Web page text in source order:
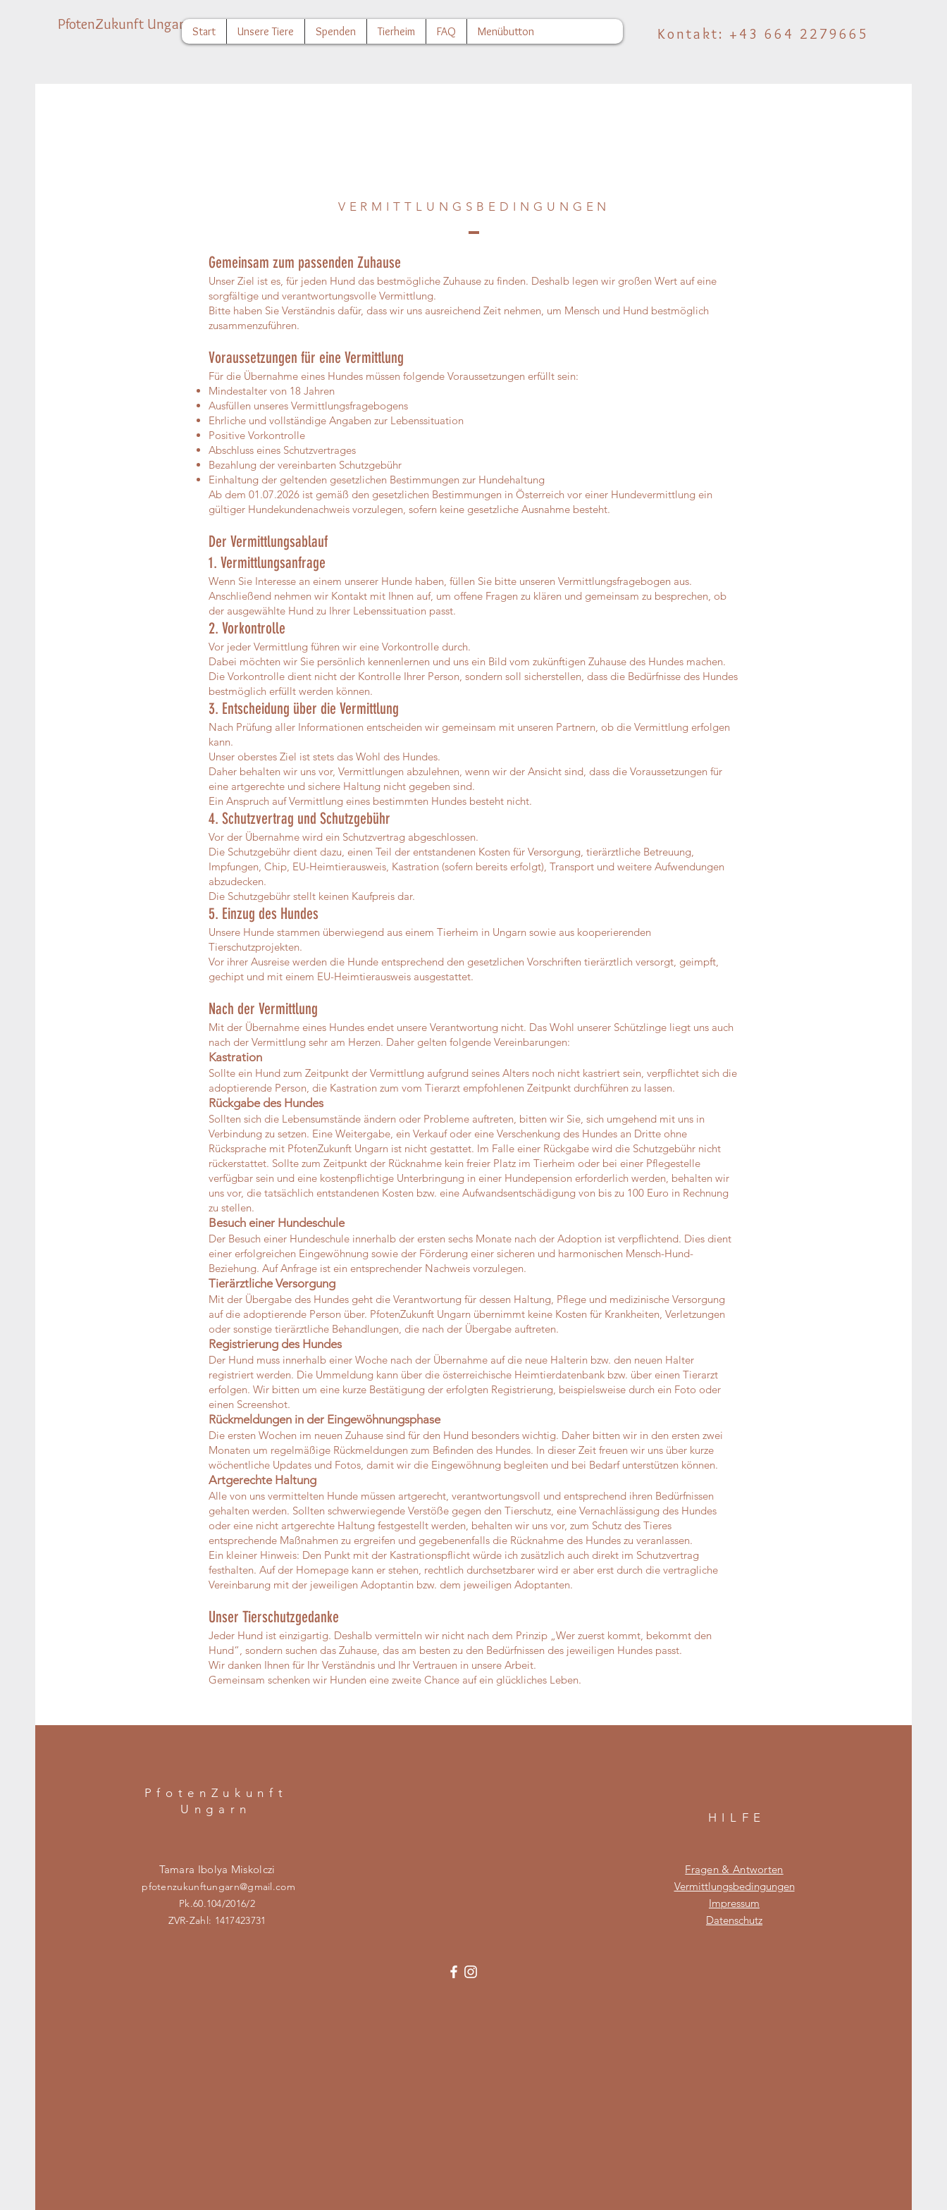
PfotenZukunft UngarnStart Unsere Tiere Spenden Tierheim FAQ Menübutton Kontakt: +43 664 2279665
VERMITTLUNGSBEDINGUNGEN
Gemeinsam zum passenden Zuhause
Unser Ziel ist es, für jeden Hund das bestmögliche Zuhause zu finden. Deshalb legen wir großen Wert auf eine
sorgfältige und verantwortungsvolle Vermittlung.
Bitte haben Sie Verständnis dafür, dass wir uns ausreichend Zeit nehmen, um Mensch und Hund bestmöglich
zusammenzuführen.
Voraussetzungen für eine Vermittlung
Für die Übernahme eines Hundes müssen folgende Voraussetzungen erfüllt sein:
Mindestalter von 18 Jahren
Ausfüllen unseres Vermittlungsfragebogens
Ehrliche und vollständige Angaben zur Lebenssituation
Positive Vorkontrolle
Abschluss eines Schutzvertrages
Bezahlung der vereinbarten Schutzgebühr
Einhaltung der geltenden gesetzlichen Bestimmungen zur Hundehaltung
Ab dem 01.07.2026 ist gemäß den gesetzlichen Bestimmungen in Österreich vor einer Hundevermittlung ein
gültiger Hundekundenachweis vorzulegen, sofern keine gesetzliche Ausnahme besteht.
Der Vermittlungsablauf
1. Vermittlungsanfrage
Wenn Sie Interesse an einem unserer Hunde haben, füllen Sie bitte unseren Vermittlungsfragebogen aus.
Anschließend nehmen wir Kontakt mit Ihnen auf, um offene Fragen zu klären und gemeinsam zu besprechen, ob
der ausgewählte Hund zu Ihrer Lebenssituation passt.
2. Vorkontrolle
Vor jeder Vermittlung führen wir eine Vorkontrolle durch.
Dabei möchten wir Sie persönlich kennenlernen und uns ein Bild vom zukünftigen Zuhause des Hundes machen.
Die Vorkontrolle dient nicht der Kontrolle Ihrer Person, sondern soll sicherstellen, dass die Bedürfnisse des Hundes
bestmöglich erfüllt werden können.
3. Entscheidung über die Vermittlung
Nach Prüfung aller Informationen entscheiden wir gemeinsam mit unseren Partnern, ob die Vermittlung erfolgen
kann.
Unser oberstes Ziel ist stets das Wohl des Hundes.
Daher behalten wir uns vor, Vermittlungen abzulehnen, wenn wir der Ansicht sind, dass die Voraussetzungen für
eine artgerechte und sichere Haltung nicht gegeben sind.
Ein Anspruch auf Vermittlung eines bestimmten Hundes besteht nicht.
4. Schutzvertrag und Schutzgebühr
Vor der Übernahme wird ein Schutzvertrag abgeschlossen.
Die Schutzgebühr dient dazu, einen Teil der entstandenen Kosten für Versorgung, tierärztliche Betreuung,
Impfungen, Chip, EU-Heimtierausweis, Kastration (sofern bereits erfolgt), Transport und weitere Aufwendungen
abzudecken.
Die Schutzgebühr stellt keinen Kaufpreis dar.
5. Einzug des Hundes
Unsere Hunde stammen überwiegend aus einem Tierheim in Ungarn sowie aus kooperierenden
Tierschutzprojekten.
Vor ihrer Ausreise werden die Hunde entsprechend den gesetzlichen Vorschriften tierärztlich versorgt, geimpft,
gechipt und mit einem EU-Heimtierausweis ausgestattet.
Nach der Vermittlung
Mit der Übernahme eines Hundes endet unsere Verantwortung nicht. Das Wohl unserer Schützlinge liegt uns auch
nach der Vermittlung sehr am Herzen. Daher gelten folgende Vereinbarungen:
Kastration
Sollte ein Hund zum Zeitpunkt der Vermittlung aufgrund seines Alters noch nicht kastriert sein, verpflichtet sich die
adoptierende Person, die Kastration zum vom Tierarzt empfohlenen Zeitpunkt durchführen zu lassen.
Rückgabe des Hundes
Sollten sich die Lebensumstände ändern oder Probleme auftreten, bitten wir Sie, sich umgehend mit uns in
Verbindung zu setzen. Eine Weitergabe, ein Verkauf oder eine Verschenkung des Hundes an Dritte ohne
Rücksprache mit PfotenZukunft Ungarn ist nicht gestattet. Im Falle einer Rückgabe wird die Schutzgebühr nicht
rückerstattet. Sollte zum Zeitpunkt der Rücknahme kein freier Platz im Tierheim oder bei einer Pflegestelle
verfügbar sein und eine kostenpflichtige Unterbringung in einer Hundepension erforderlich werden, behalten wir
uns vor, die tatsächlich entstandenen Kosten bzw. eine Aufwandsentschädigung von bis zu 100 Euro in Rechnung
zu stellen.
Besuch einer Hundeschule
Der Besuch einer Hundeschule innerhalb der ersten sechs Monate nach der Adoption ist verpflichtend. Dies dient
einer erfolgreichen Eingewöhnung sowie der Förderung einer sicheren und harmonischen Mensch-Hund-
Beziehung. Auf Anfrage ist ein entsprechender Nachweis vorzulegen.
Tierärztliche Versorgung
Mit der Übergabe des Hundes geht die Verantwortung für dessen Haltung, Pflege und medizinische Versorgung
auf die adoptierende Person über. PfotenZukunft Ungarn übernimmt keine Kosten für Krankheiten, Verletzungen
oder sonstige tierärztliche Behandlungen, die nach der Übergabe auftreten.
Registrierung des Hundes
Der Hund muss innerhalb einer Woche nach der Übernahme auf die neue Halterin bzw. den neuen Halter
registriert werden. Die Ummeldung kann über die österreichische Heimtierdatenbank bzw. über einen Tierarzt
erfolgen. Wir bitten um eine kurze Bestätigung der erfolgten Registrierung, beispielsweise durch ein Foto oder
einen Screenshot.
Rückmeldungen in der Eingewöhnungsphase
Die ersten Wochen im neuen Zuhause sind für den Hund besonders wichtig. Daher bitten wir in den ersten zwei
Monaten um regelmäßige Rückmeldungen zum Befinden des Hundes. In dieser Zeit freuen wir uns über kurze
wöchentliche Updates und Fotos, damit wir die Eingewöhnung begleiten und bei Bedarf unterstützen können.
Artgerechte Haltung
Alle von uns vermittelten Hunde müssen artgerecht, verantwortungsvoll und entsprechend ihren Bedürfnissen
gehalten werden. Sollten schwerwiegende Verstöße gegen den Tierschutz, eine Vernachlässigung des Hundes
oder eine nicht artgerechte Haltung festgestellt werden, behalten wir uns vor, zum Schutz des Tieres
entsprechende Maßnahmen zu ergreifen und gegebenenfalls die Rücknahme des Hundes zu veranlassen.
Ein kleiner Hinweis: Den Punkt mit der Kastrationspflicht würde ich zusätzlich auch direkt im Schutzvertrag
festhalten. Auf der Homepage kann er stehen, rechtlich durchsetzbarer wird er aber erst durch die vertragliche
Vereinbarung mit der jeweiligen Adoptantin bzw. dem jeweiligen Adoptanten.
Unser Tierschutzgedanke
Jeder Hund ist einzigartig. Deshalb vermitteln wir nicht nach dem Prinzip „Wer zuerst kommt, bekommt den
Hund“, sondern suchen das Zuhause, das am besten zu den Bedürfnissen des jeweiligen Hundes passt.
Wir danken Ihnen für Ihr Verständnis und Ihr Vertrauen in unsere Arbeit.
Gemeinsam schenken wir Hunden eine zweite Chance auf ein glückliches Leben.
PfotenZukunft
Ungarn
Tamara Ibolya Miskolczi
pfotenzukunftungarn@gmail.com
Pk.60.104/2016/2
ZVR-Zahl: 1417423731
HILF E
Fragen & Antworten
Vermittlungsbedingungen
Impressum
Datenschutz